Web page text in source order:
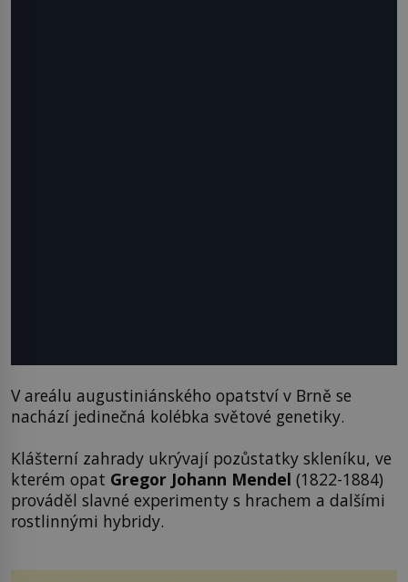
V areálu augustiniánského opatství v Brně se
nachází jedinečná kolébka světové genetiky.
Klášterní zahrady ukrývají pozůstatky skleníku, ve
kterém opat Gregor Johann Mendel (1822-1884)
prováděl slavné experimenty s hrachem a dalšími
rostlinnými hybridy.